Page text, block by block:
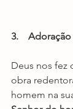
3.    Adoração
Deus nos fez
obra
homem na